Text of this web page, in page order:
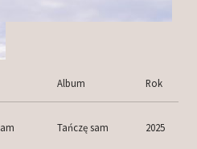
Album Rok
Tańczę sam 2025